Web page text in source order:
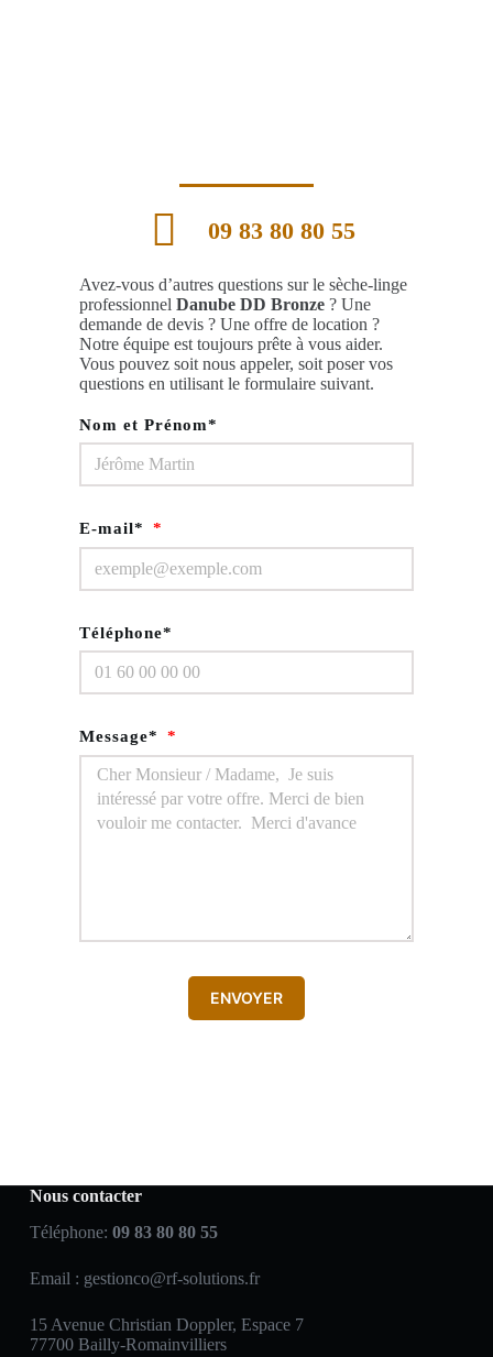
09 83 80 80 55
Avez-vous d’autres questions sur le sèche-linge
professionnel Danube DD Bronze? Une
demande de devis ? Une offre de location ?
Notre équipe est toujours prête à vous aider.
Vous pouvez soit nous appeler, soit poser vos
questions en utilisant le formulaire suivant.
Nom et Prénom*
E-mail*
Téléphone*
Message*
ENVOYER
Nous contacter
Téléphone: 09 83 80 80 55
Email : gestionco@rf-solutions.fr
15 Avenue Christian Doppler, Espace 7
77700 Bailly-Romainvilliers